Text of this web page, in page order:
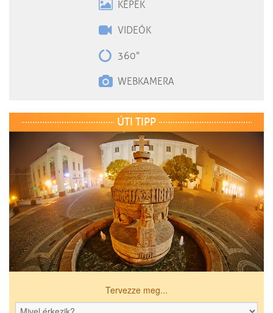
KÉPEK
VIDEÓK
360°
WEBKAMERA
ÚTI TIPP
Tervezze meg...